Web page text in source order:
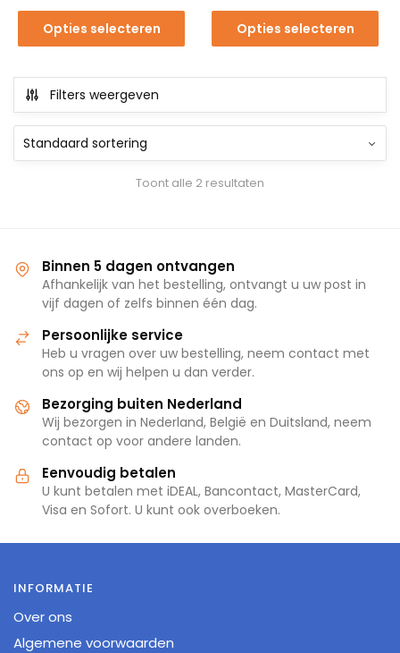
Opties selecteren Opties selecteren
Filters weergeven
Toont alle 2 resultaten
Binnen 5 dagen ontvangen
Afhankelijk van het bestelling, ontvangt u uw post in
vijf dagen of zelfs binnen één dag.
Persoonlijke service
Heb u vragen over uw bestelling, neem contact met
ons op en wij helpen u dan verder.
Bezorging buiten Nederland
Wij bezorgen in Nederland, België en Duitsland, neem
contact op voor andere landen.
Eenvoudig betalen
U kunt betalen met iDEAL, Bancontact, MasterCard,
Visa en Sofort. U kunt ook overboeken.
INFORMATIE
Over ons
Algemene voorwaarden